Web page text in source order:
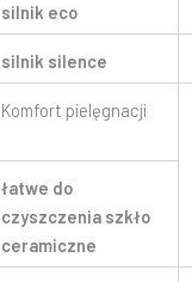
silnik eco
silnik silence
Komfort pielęgnacji
łatwe do
czyszczenia szkło
ceramiczne